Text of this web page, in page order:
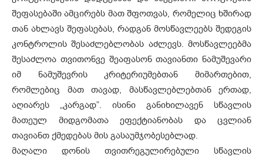
შეფასებაში ამცირებს მათ შფოთვას, რომელიც ხშირად
თან ახლავს შეფასებას, რადგან მოსწავლეებს შედეგის
კონტროლის შესაძლებლობას აძლევს. მოსწავლეებმა
შესაძლოა თვითონვე შეაფასონ თავიანთი ნამუშევარი
იმ ნამუშევრის კრიტერიუმებთან მიმართებით,
რომლებიც მათ თავად, მასწავლებლებთან ერთად,
აღიარეს „კარგად”. ისინი განიხილავენ სწავლის
მათეულ მიდგომათა ეფექტიანობას და ცვლიან
თავიანთ ქმედებას მის გასაუმჯობესებლად.
მაღალი დონის თვითრეგულირებული სწავლის